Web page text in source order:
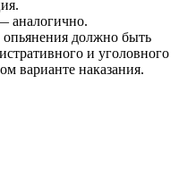
аналогично.
опьянения должно быть
и уголовного
варианте наказания.